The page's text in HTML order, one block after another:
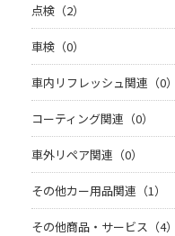
点検（2）
車検（0）
車内リフレッシュ関連（0）
コーティング関連（0）
車外リペア関連（0）
その他カー用品関連（1）
その他商品・サービス（4）